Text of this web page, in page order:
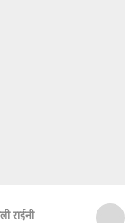
राईनी